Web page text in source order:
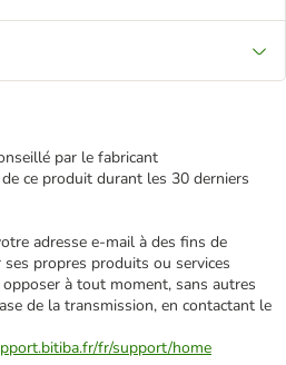
par le fabricant
ce produit durant les 30 derniers
adresse e‑mail à des fins de
propres produits ou services
à tout moment, sans autres
de la transmission, en contactant le
fr/support/home